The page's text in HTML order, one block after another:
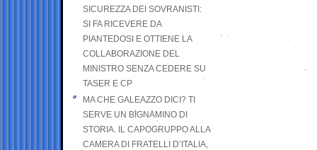
SICUREZZA DEI SOVRANISTI:
SI FA RICEVERE DA
PIANTEDOSI E OTTIENE LA
COLLABORAZIONE DEL
MINISTRO SENZA CEDERE SU
TASER E CP
MA CHE GALEAZZO DICI? TI
SERVE UN BIGNAMINO DI
STORIA. IL CAPOGRUPPO ALLA
CAMERA DI FRATELLI D’ITALIA,